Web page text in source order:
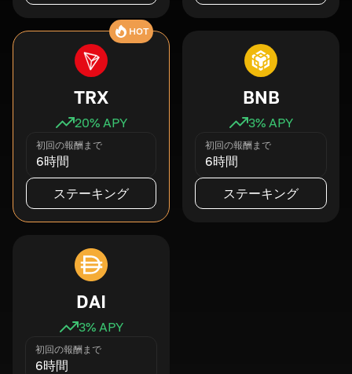
HOT
TRX
20% APY
初回の報酬まで
6時間
ステーキング
BNB
3% APY
初回の報酬まで
6時間
ステーキング
DAI
3% APY
初回の報酬まで
6時間